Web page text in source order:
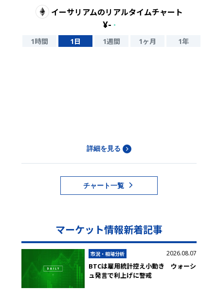
イーサリアムのリアルタイムチャート
¥- -
1時間 1日 1週間 1ヶ月 1年
詳細を見る
チャート一覧
マーケット情報新着記事
市況・相場分析 2026.08.07
BTCは雇用統計控え小動き ウォーシ
ュ発言で利上げに警戒